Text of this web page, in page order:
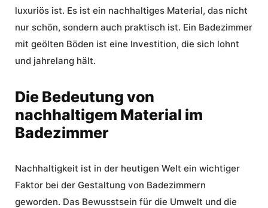
luxuriös ist. Es ist ein nachhaltiges Material, das nicht
nur schön, sondern auch praktisch ist. Ein Badezimmer
mit geölten Böden ist eine Investition, die sich lohnt
und jahrelang hält.
Die Bedeutung von
nachhaltigem Material im
Badezimmer
Nachhaltigkeit ist in der heutigen Welt ein wichtiger
Faktor bei der Gestaltung von Badezimmern
geworden. Das Bewusstsein für die Umwelt und die